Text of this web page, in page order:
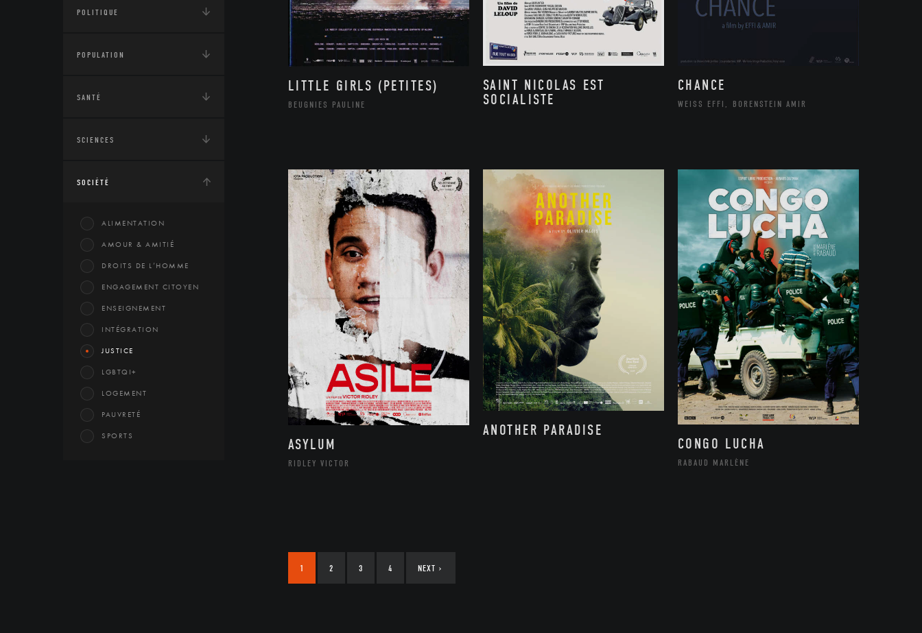
POLITIQUE
POPULATION
SANTÉ
SCIENCES
SOCIÉTÉ
ALIMENTATION
AMOUR & AMITIÉ
DROITS DE L’HOMME
ENGAGEMENT CITOYEN
ENSEIGNEMENT
INTÉGRATION
JUSTICE
LGBTQI+
LOGEMENT
PAUVRETÉ
SPORTS
LITTLE GIRLS (PETITES)
BEUGNIES PAULINE
SAINT NICOLAS EST
SOCIALISTE
CHANCE
WEISS EFFI, BORENSTEIN AMIR
ASYLUM
RIDLEY VICTOR
ANOTHER PARADISE
CONGO LUCHA
RABAUD MARLÈNE
1 2 3 4 NEXT ›